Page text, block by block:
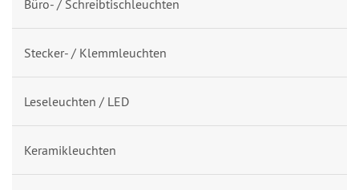
Büro- / Schreibtischleuchten
Stecker- / Klemmleuchten
Leseleuchten / LED
Keramikleuchten